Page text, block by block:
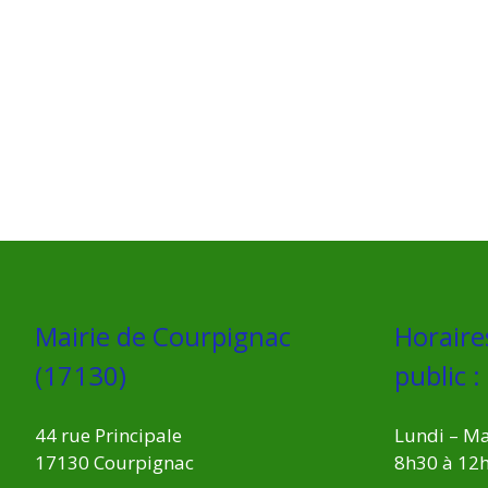
Mairie de Courpignac
(17130)
44 rue Principale
17130 Courpignac
public :
Lundi –
8h30 à